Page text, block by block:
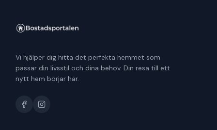
Vi hjälper dig hitta det perfekta hemmet som
passar din livsstil och dina behov. Din resa till ett
nytt hem börjar här.